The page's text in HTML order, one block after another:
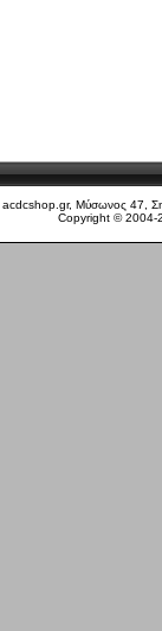
acdcshop.gr, Μύσωνος 47,
Copyright ©